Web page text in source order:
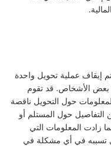
إيقاف عملية تحويل واحدة
بعض الأشخاص. قد تقوم
حول التحويل ناقصة
حول المستلم أو
زادت المعلومات التي
تسببه في أي مشكلة في